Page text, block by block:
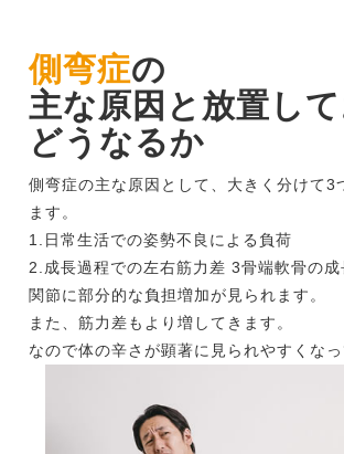
側弯症の
主な原因と放置し
どうなるか
側弯症の主な原因として、大きく分けて3
ます。
1.日常生活での姿勢不良による負荷
2.成長過程での左右筋力差 3骨端軟骨の成
関節に部分的な負担増加が見られます。
また、筋力差もより増してきます。
なので体の辛さが顕著に見られやすくなっ